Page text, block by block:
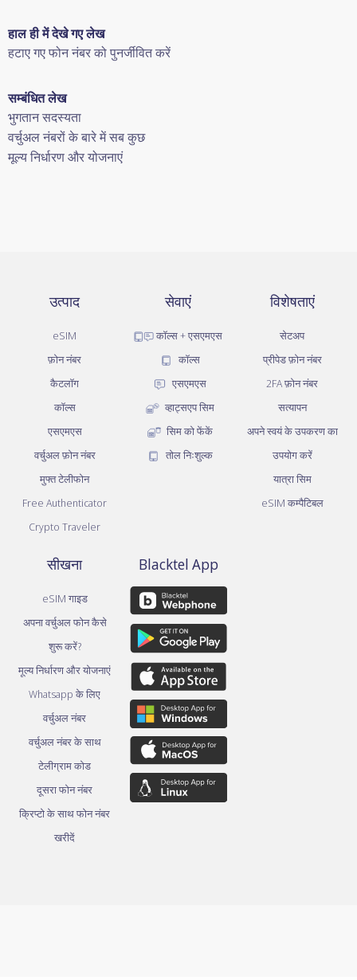
हाल ही में देखे गए लेख
हटाए गए फोन नंबर को पुनर्जीवित करें
सम्बंधित लेख
भुगतान सदस्यता
वर्चुअल नंबरों के बारे में सब कुछ
मूल्य निर्धारण और योजनाएं
उत्पाद
eSIM
फ़ोन नंबर
कैटलॉग
कॉल्स
एसएमएस
वर्चुअल फ़ोन नंबर
मुफ्त टेलीफोन
Free Authenticator
Crypto Traveler
सेवाएं
कॉल्स + एसएमएस
कॉल्स
एसएमएस
व्हाट्सएप सिम
सिम को फेंकें
तोल निःशुल्क
विशेषताएं
सेटअप
प्रीपेड फ़ोन नंबर
2FA फ़ोन नंबर
सत्यापन
अपने स्वयं के उपकरण का
उपयोग करें
यात्रा सिम
eSIM कम्पैटिबल
सीखना
eSIM गाइड
अपना वर्चुअल फोन कैसे
शुरू करें?
मूल्य निर्धारण और योजनाएं
Whatsapp के लिए
वर्चुअल नंबर
वर्चुअल नंबर के साथ
टेलीग्राम कोड
दूसरा फोन नंबर
क्रिप्टो के साथ फोन नंबर
खरीदें
Blacktel App